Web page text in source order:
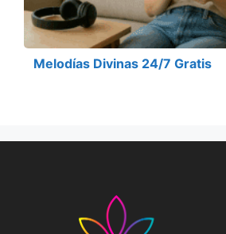
Melodías Divinas 24/7 Gratis